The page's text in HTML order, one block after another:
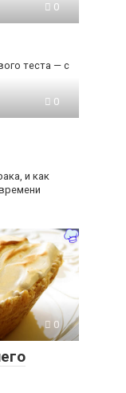
0
теста — с
0
и как
0